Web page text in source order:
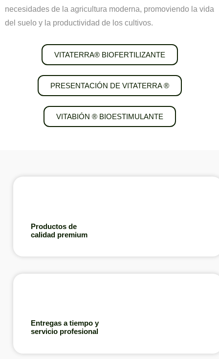
necesidades de la agricultura moderna, promoviendo la vida
del suelo y la productividad de los cultivos.
VITATERRA® BIOFERTILIZANTE
PRESENTACIÓN DE VITATERRA ®
VITABIÓN ® BIOESTIMULANTE
Productos de
calidad premium
Entregas a tiempo y
servicio profesional